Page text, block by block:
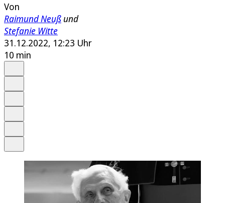
Von
Raimund Neuß und
Stefanie Witte
31.12.2022, 12:23 Uhr
10 min